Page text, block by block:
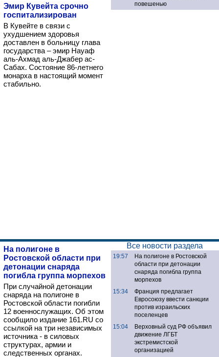
Эмир Кувейта срочно
госпитализирован
В Кувейте в связи с
ухудшением здоровья
доставлен в больницу глава
государства – эмир Науаф
аль-Ахмад аль-Джабер ас-
Сабах. Состояние 86-летнего
монарха в настоящий момент
стабильно.
повешенью
На полигоне в
Ростовской области при
детонации снаряда
погибла группа морпехов
При случайной детонации
снаряда на полигоне в
Ростовской области погибли
12 военнослужащих. Об этом
сообщило издание 161.RU со
ссылкой на три независимых
источника - в силовых
структурах, армии и
следственных органах.
Все новости раздела
19:57
На полигоне в Ростовской
области при детонации
снаряда погибла группа
морпехов
15:34
Франция предлагает
Евросоюзу ввести санкции
против израильских
поселенцев
15:04
Верховный суд РФ объявил
движение ЛГБТ
экстремистской
организацией